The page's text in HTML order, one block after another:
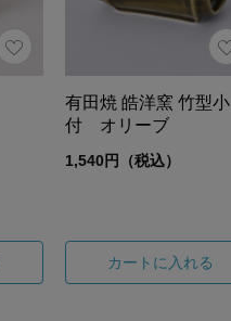
有田焼 皓洋窯 竹型小
付 オリーブ
1,540円（税込）
カートに入れる